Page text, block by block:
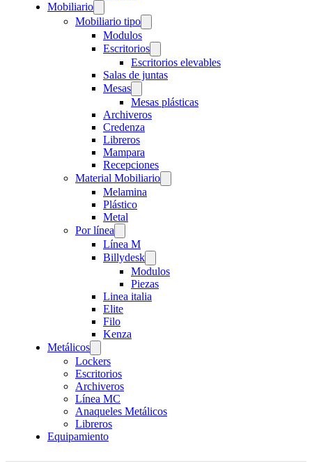
Mobiliario
Mobiliario tipo
Modulos
Escritorios
Escritorios elevables
Salas de juntas
Mesas
Mesas plásticas
Archiveros
Credenza
Libreros
Mampara
Recepciones
Material Mobiliario
Melamina
Plástico
Metal
Por línea
Línea M
Billydesk
Modulos
Piezas
Linea italia
Elite
Filo
Kenza
Metálicos
Lockers
Escritorios
Archiveros
Línea MC
Anaqueles Metálicos
Libreros
Equipamiento